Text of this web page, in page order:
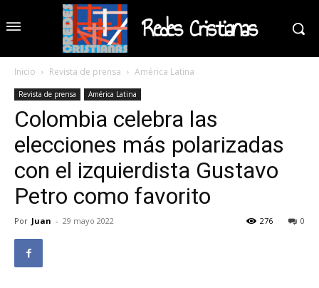
Redes Cristianas
Inicio Revista de prensa América Latina
Revista de prensa América Latina
Colombia celebra las
elecciones más polarizadas
con el izquierdista Gustavo
Petro como favorito
Por Juan - 29 mayo 2022 0
276